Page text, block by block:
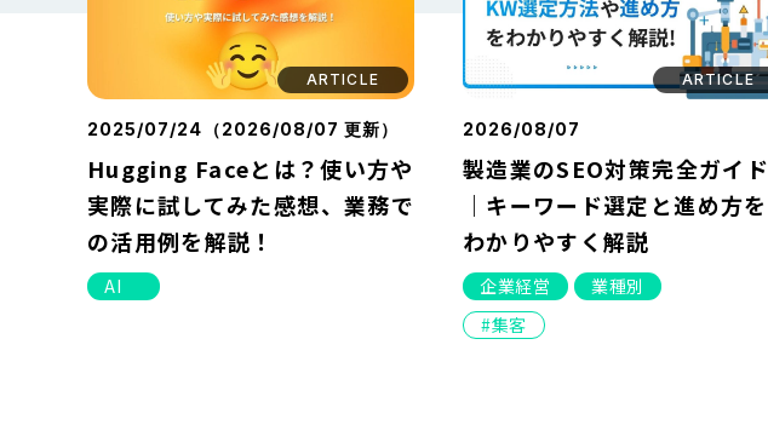
ARTICLE
2025/07/24（2026/08/07 更新）
Hugging Faceとは？使い方や
実際に試してみた感想、業務で
の活用例を解説！
AI
ARTICLE
2026/08/07
製造業のSEO対策完全ガイド
｜キーワード選定と進め方を
わかりやすく解説
企業経営
業種別
集客